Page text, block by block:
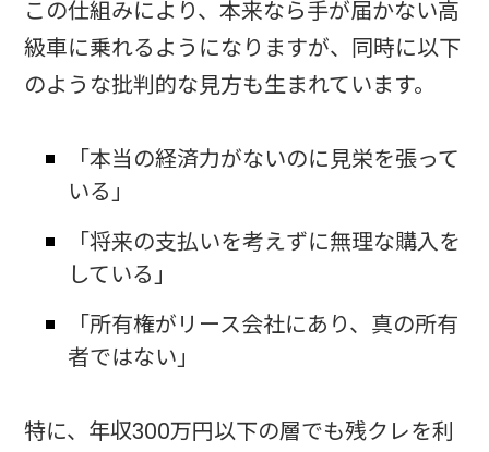
この仕組みにより、本来なら手が届かない高
級車に乗れるようになりますが、同時に以下
のような批判的な見方も生まれています。
「本当の経済力がないのに見栄を張って
いる」
「将来の支払いを考えずに無理な購入を
している」
「所有権がリース会社にあり、真の所有
者ではない」
特に、年収300万円以下の層でも残クレを利